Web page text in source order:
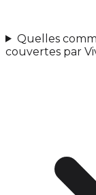
Quelles
couvertes par